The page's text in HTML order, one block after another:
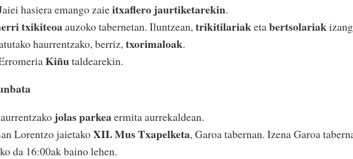
hasiera emango zaieitxaflero jaurtiketarekin.
txikiteoaauzoko tabernetan. Iluntzean,trikitilariaketabertsolariak
haurrentzako, berriz,txorimaloak.
Kiñutaldearekin.
jolas parkeaermita aurrekaldean.
Lorentzo jaietakoXII. Mus Txapelketa, Garoa tabernan. Izena Garoa
da 16:00ak baino lehen.